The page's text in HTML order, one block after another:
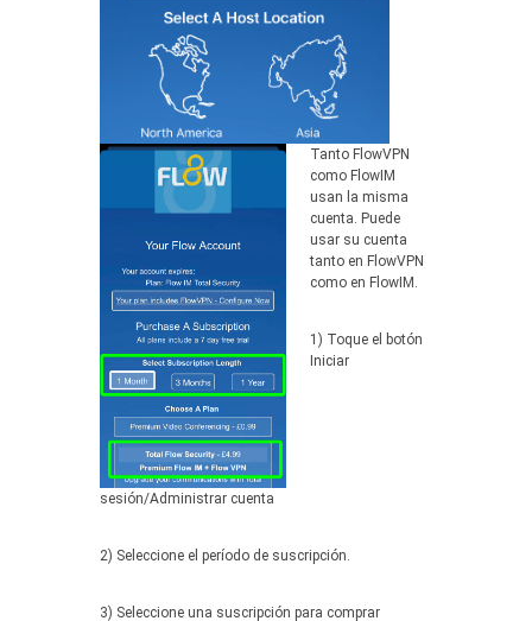
Tanto FlowVPN
como FlowIM
usan la misma
cuenta. Puede
usar su cuenta
tanto en FlowVPN
como en FlowIM.
1) Toque el botón
Iniciar
sesión/Administrar cuenta
2) Seleccione el período de suscripción.
3) Seleccione una suscripción para comprar